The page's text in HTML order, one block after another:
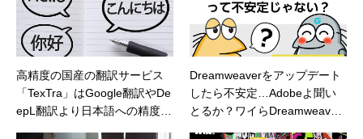
高精度の国産の翻訳サービス
「TexTra」はGoogle翻訳やDe
epL翻訳より日本語への精度が
Dreamweaverをアップデート
したら不安定…Adobeよ聞い
とるか？ワイらDreamweaver